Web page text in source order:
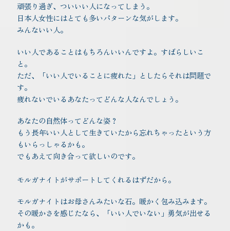
頑張り過ぎ、ついいい人になってしまう。
日本人女性にはとても多いパターンな気がします。
みんないい人。
いい人であることはもちろんいいんですよ。すばらしいこ
と。
ただ、「いい人でいることに疲れた」としたらそれは問題で
す。
疲れないでいるあなたってどんな人なんでしょう。
あなたの自然体ってどんな姿？
もう長年いい人として生きていたから忘れちゃったという方
もいらっしゃるかも。
でもあえて向き合って欲しいのです。
モルガナイトがサポートしてくれるはずだから。
モルガナイトはお母さんみたいな石。暖かく包み込みます。
その暖かさを感じたなら、「いい人でいない」勇気が出せる
かも。